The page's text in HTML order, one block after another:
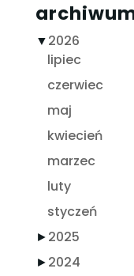
▼2026
lipiec
czerwiec
maj
kwiecień
marzec
luty
styczeń
►2025
►2024